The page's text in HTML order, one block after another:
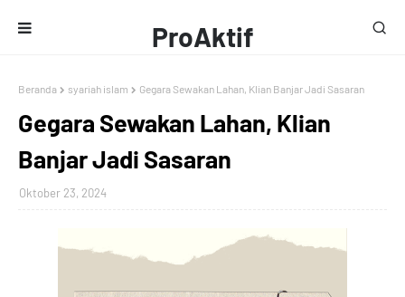
ProAktif
Media
Beranda syariah islam Gegara Sewakan Lahan, Klian Banjar Jadi Sasaran
Gegara Sewakan Lahan, Klian
Banjar Jadi Sasaran
Oktober 23, 2024